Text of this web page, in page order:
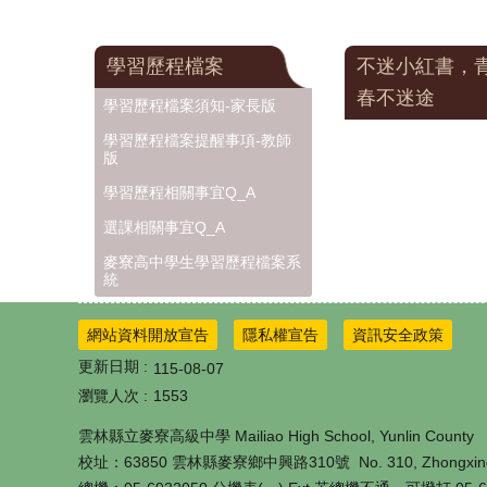
學習歷程檔案
學習歷程檔案須知-家長版
學習歷程檔案提醒事項-教師
版
學習歷程相關事宜Q_A
選課相關事宜Q_A
麥寮高中學生學習歷程檔案系
統
不迷小紅書，
春不迷途
網站資料開放宣告 隱私權宣告
資訊安全政策
更新日期
115-08-07
瀏覽人次
1553
雲林縣立麥寮高級中學 Mailiao High School, Yunlin County
校址：63850 雲林縣麥寮鄉中興路310號 No. 310,